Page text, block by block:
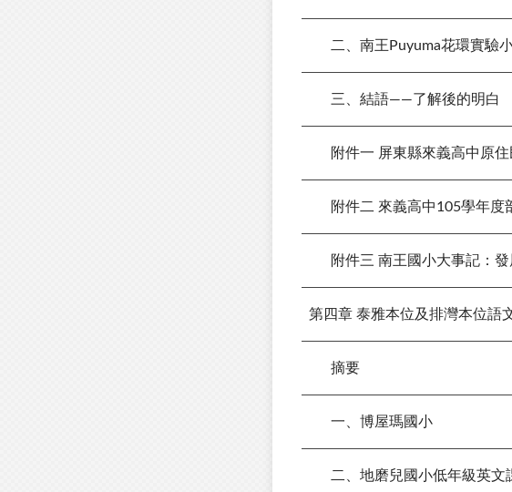
二、南王Puyuma花環實驗
三、結語——了解後的明白
附件一 屏東縣來義高中原住
附件二 來義高中105學年度
附件三 南王國小大事記：發
第四章 泰雅本位及排灣本位語
摘要
一、博屋瑪國小
二、地磨兒國小低年級英文